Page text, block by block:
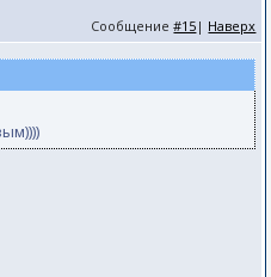
Сообщение#15 | Наверх